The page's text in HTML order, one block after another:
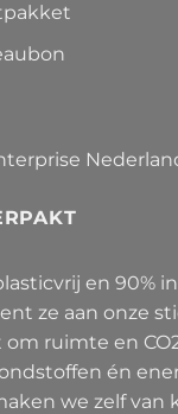
en 90%
ze aan onze
ruimte en
én
we zelf van